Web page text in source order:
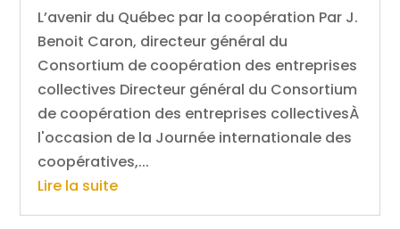
L’avenir du Québec par la coopération Par J.
Benoit Caron, directeur général du
Consortium de coopération des entreprises
collectives Directeur général du Consortium
de coopération des entreprises collectivesÀ
l'occasion de la Journée internationale des
coopératives,...
Lire la suite